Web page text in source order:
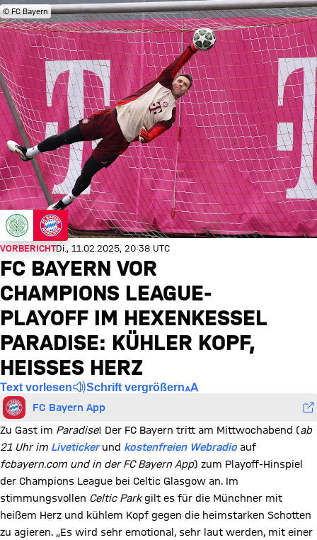
© FC Bayern
VORBERICHTDi., 11.02.2025, 20:38 UTC
FC BAYERN VOR
CHAMPIONS LEAGUE-
PLAYOFF IM HEXENKESSEL
PARADISE: KÜHLER KOPF,
HEISSES HERZ
Text vorlesen Schrift vergrößern
FC Bayern App
Zu Gast im Paradise! Der FC Bayern tritt am Mittwochabend (ab
21 Uhr im Livetickerund kostenfreien Webradioauf
fcbayern.com und in der FC Bayern App) zum Playoff-Hinspiel
der Champions League bei Celtic Glasgow an. Im
stimmungsvollen Celtic Parkgilt es für die Münchner mit
heißem Herz und kühlem Kopf gegen die heimstarken Schotten
zu agieren. „Es wird sehr emotional, sehr laut werden, mit einer